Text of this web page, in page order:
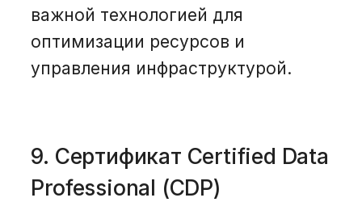
важной технологией для
оптимизации ресурсов и
управления инфраструктурой.
9. Сертификат Certified Data
Professional (CDP)